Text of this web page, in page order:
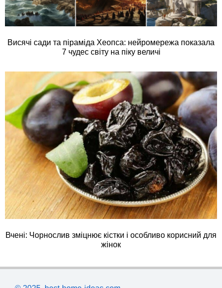
Висячі сади та піраміда Хеопса: нейромережа показала
7 чудес світу на піку величі
Вчені: Чорнослив зміцнює кістки і особливо корисний для
жінок